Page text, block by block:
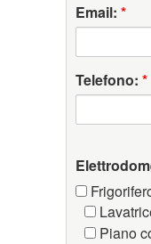
Email: *
Telefono: *
Piano